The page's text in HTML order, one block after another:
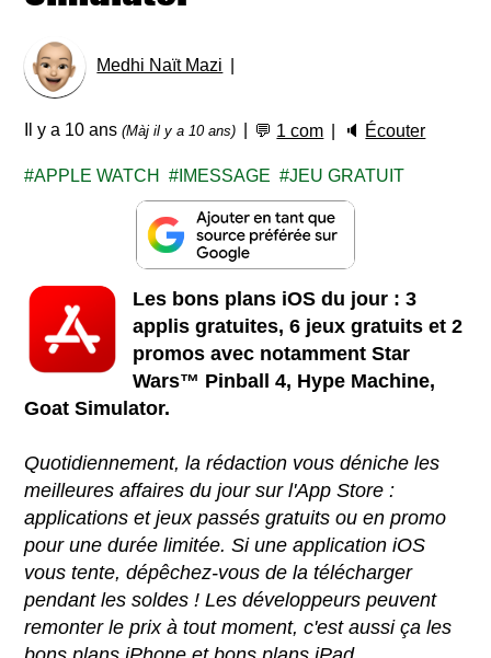
Medhi Naït Mazi
Il y a 10 ans(Màj il y a 10 ans) 💬 1 com 🔈 Écouter
APPLE WATCH IMESSAGE JEU GRATUIT
Les bons plans iOS du jour : 3
applis gratuites, 6 jeux gratuits et 2
promos avec notamment Star
Wars™ Pinball 4, Hype Machine,
Goat Simulator.
Quotidiennement, la rédaction vous déniche les
meilleures affaires du jour sur l'App Store :
applications et jeux passés gratuits ou en promo
pour une durée limitée. Si une application iOS
vous tente, dépêchez-vous de la télécharger
pendant les soldes ! Les développeurs peuvent
remonter le prix à tout moment, c'est aussi ça les